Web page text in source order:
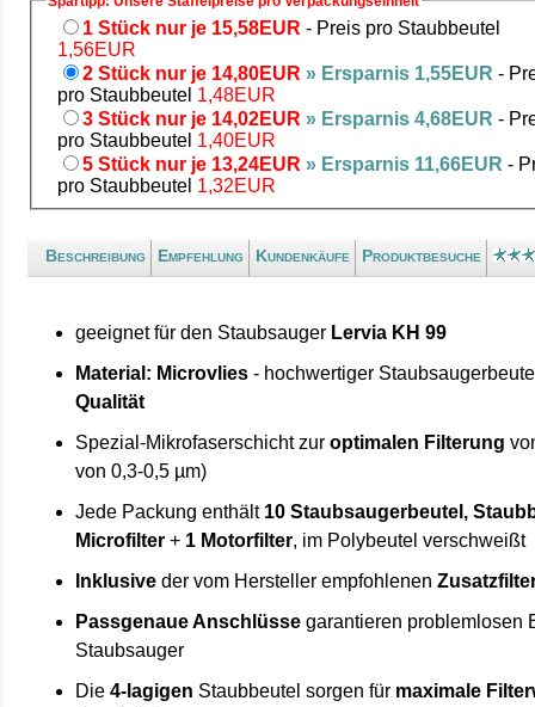
1 Stück nur je 15,58EUR - Preis pro Staubbeutel
1,56EUR
2 Stück nur je 14,80EUR » Ersparnis 1,55EUR -
pro Staubbeutel 1,48EUR
3 Stück nur je 14,02EUR » Ersparnis 4,68EUR -
pro Staubbeutel 1,40EUR
5 Stück nur je 13,24EUR » Ersparnis 11,66EUR -
pro Staubbeutel 1,32EUR
Beschreibung Empfehlung Kundenkäufe Produktbesuche
geeignet für den Staubsauger Lervia KH 99
Material: Microvlies - hochwertiger
Qualität
Spezial-Mikrofaserschicht zuroptimalen Filterung
von 0,3-0,5 µm)
Jede Packung enthält 10 Staubsaugerbeutel,
Microfilter + 1 Motorfilter, im Polybeutel verschweißt
Inklusive der vom Hersteller empfohlenen
Passgenaue Anschlüsse garantieren problemlosen
Staubsauger
Die4-lagigen Staubbeutel sorgen für maximale